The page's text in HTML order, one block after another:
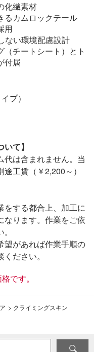
化繊素材
るカムロックテール
用
ない環境配慮設計
チートシート）とト
付属
プ）
て】
代は含まれません。当
工賃（￥2,200～）
をする都合上、加工に
なります。作業をご依
望があれば作業手順の
ださい。
です。
> クライミングスキン